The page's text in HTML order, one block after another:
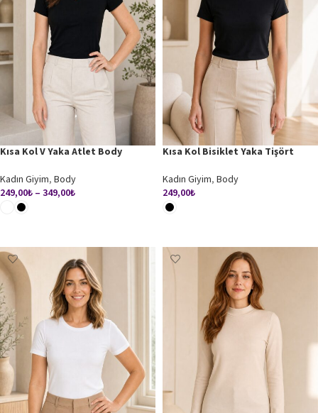
Kısa Kol V Yaka Atlet Body
Kadın Giyim, Body
249,00₺ – 349,00₺
Kısa Kol Bisiklet Yaka Tişört
Kadın Giyim, Body
249,00₺